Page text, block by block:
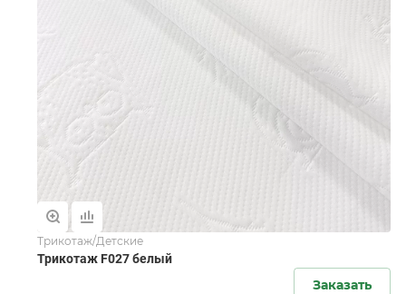
Трикотаж/Детские
Трикотаж F027 белый
Заказать